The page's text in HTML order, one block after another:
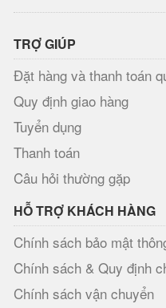
TRỢ GIÚP
Đặt hàng và thanh toán
Quy định giao hàng
Tuyển dụng
Thanh toán
Câu hỏi thường gặp
HỖ TRỢ KHÁCH HÀNG
Chính sách bảo mật
Chính sách & Quy định
Chính sách vận chuyển